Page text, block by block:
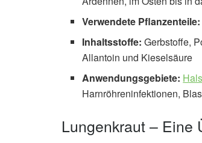
Verwendete Pflanzenteile:
Inhaltsstoffe: Gerbstoffe,
Allantoin und Kieselsäure
Anwendungsgebiete:
Harnröhreninfektionen,
Lungenkraut – Eine